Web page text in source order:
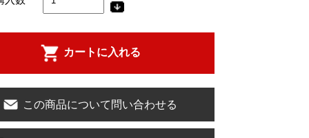
カートに入れる
この商品について問い合わせる